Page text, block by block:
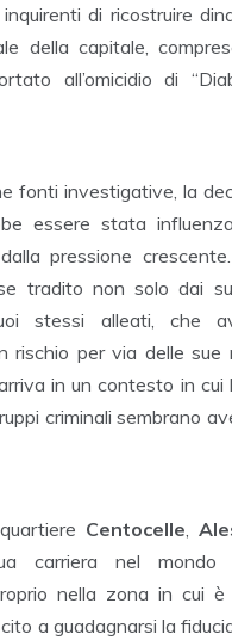
di ricostruire
della capitale,
all’omicidio di
fonti investigative, la
essere stata
pressione
tradito non solo dai
stessi alleati, che
rischio per via delle sue
in un contesto in cui
criminali sembrano
Centocelle
carriera nel mondo
nella zona in cui è
a guadagnarsi la